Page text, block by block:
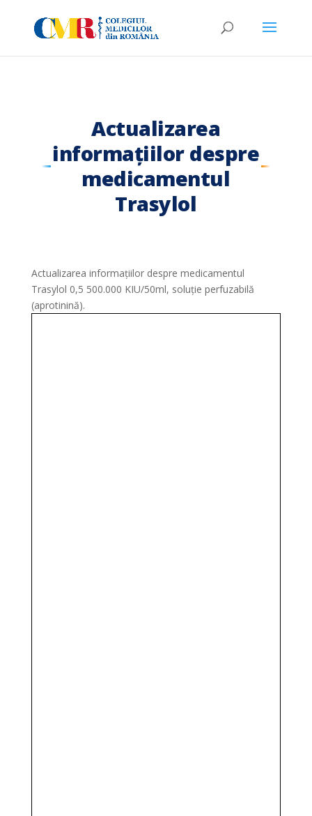
Actualizarea
informațiilor despre
medicamentul
Trasylol
Actualizarea informațiilor despre medicamentul
Trasylol 0,5 500.000 KIU/50ml, soluție perfuzabilă
(aprotinină).